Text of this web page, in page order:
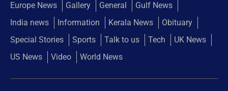
Europe News
Gallery General
Gulf News
India news
Information Kerala News
Obituary
Special Stories
Sports Talk to us Tech
UK News
US News
Video World News